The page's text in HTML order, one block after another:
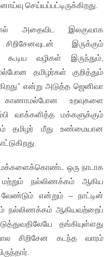
செய்யப்பட்டிருக்கிறது.
அதைவிட இலகுவாக
இருக்கும்
வழிகள் இருந்தும்,
தமிழர்கள் குறித்தும்
என்று அடுத்த ஜெனிவா
காணாமல்போன உறவுகளை
வாக்களித்த மக்களுக்கும்
தமிழர் மீது உண்மையான
மக்களைக்கொண்ட ஒரு நாடாக
மற்றும் நல்லிணக்கம் ஆகிய
என்றும் – நாட்டின்
நல்லிணக்கம் ஆகியவற்றைப்
தங்கியுள்ளது
சிறிசேன கடந்த வாரம்